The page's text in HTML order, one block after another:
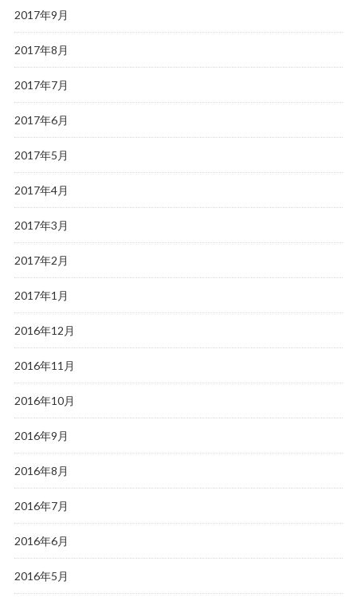
2017年9月
2017年8月
2017年7月
2017年6月
2017年5月
2017年4月
2017年3月
2017年2月
2017年1月
2016年12月
2016年11月
2016年10月
2016年9月
2016年8月
2016年7月
2016年6月
2016年5月